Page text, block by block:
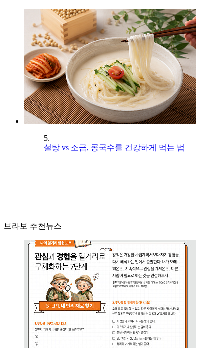
5.
설탕 vs 소금, 콩국수를 건강하게 먹는 법
브라보 추천뉴스